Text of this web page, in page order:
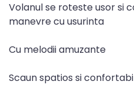
Volanul se roteste usor si
manevre cu usurinta
Cu melodii amuzante
Scaun spatios si